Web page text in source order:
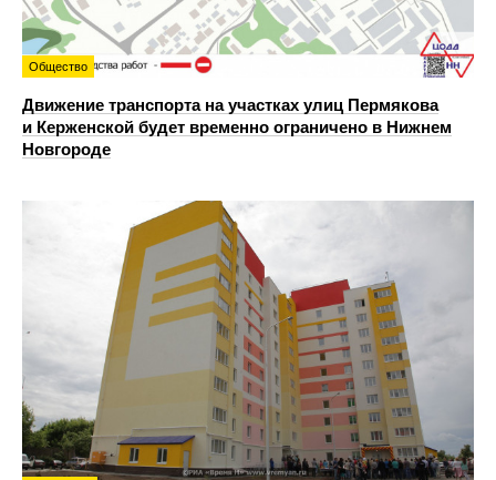
Общество
Движение транспорта на участках улиц Пермякова
и Керженской будет временно ограничено в Нижнем
Новгороде